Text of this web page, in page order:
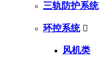
三轨防护系统
环控系统 
风机类